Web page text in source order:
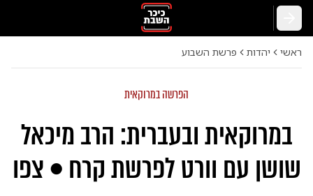
ראשי יהדות פרשת השבוע
הפרשה במרוקאית
במרוקאית ובעברית: הרב מיכאל
שושן עם וורט לפרשת קרח • צפו